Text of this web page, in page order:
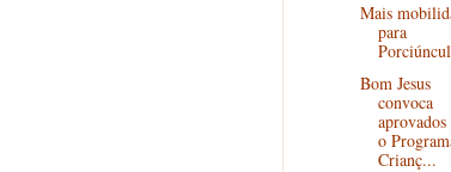
Mais
para
Bom Jesus
convoca
aprovados
o
Crianç...